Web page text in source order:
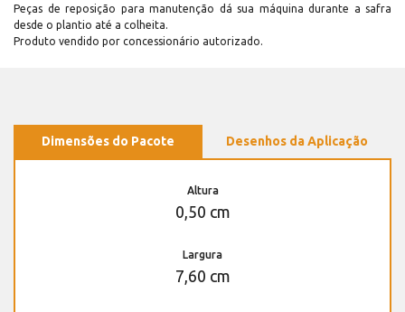
Peças de reposição para manutenção dá sua máquina durante a safra
desde o plantio até a colheita.
Produto vendido por concessionário autorizado.
Dimensões do Pacote Desenhos da Aplicação
Altura
0,50 cm
Largura
7,60 cm